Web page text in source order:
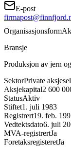
E-post
Organisasjonsform
Bransje
Produksjon av jern
SektorPrivate
Aksjekapital2 600
StatusAktiv
Stiftet1. juli 1983
Registrert19. feb.
Vedtektsdato6. juli
MVA-registrertJa
ForetaksregisteretJa